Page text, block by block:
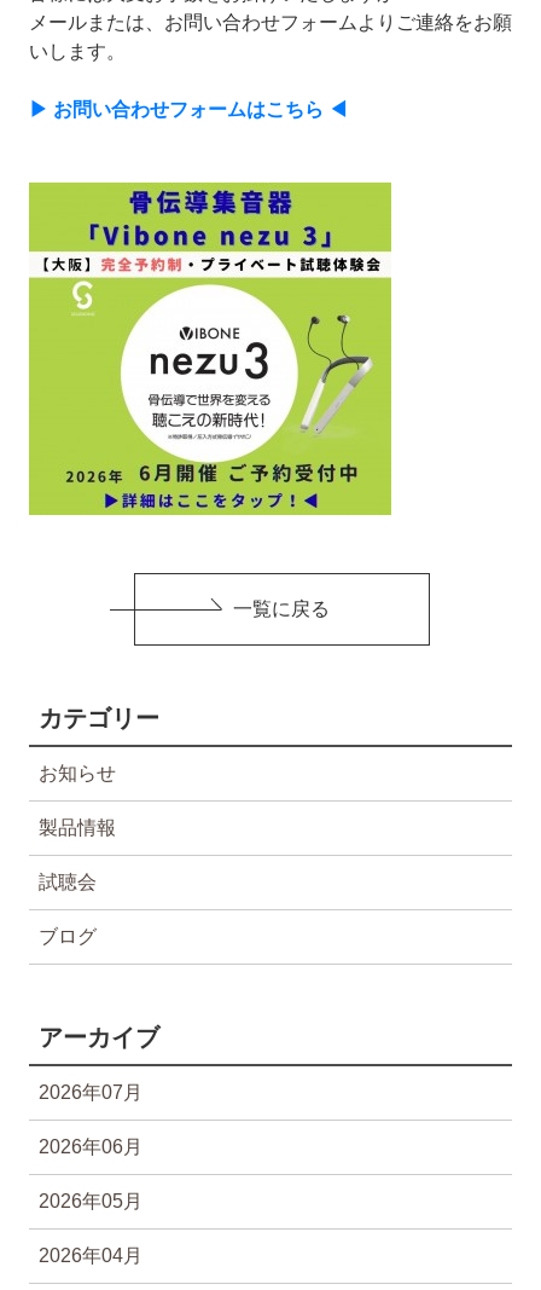
メールまたは、お問い合わせフォームよりご連絡をお願
いします。
▶ お問い合わせフォームはこちら ◀
一覧に戻る
カテゴリー
お知らせ
製品情報
試聴会
ブログ
アーカイブ
2026年07月
2026年06月
2026年05月
2026年04月